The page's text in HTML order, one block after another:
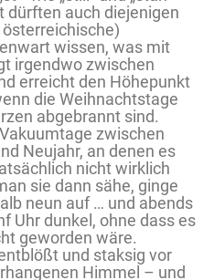
dürften auch diejenigen
wissen, was mit
irgendwo zwischen
erreicht den Höhepunkt
die Weihnachtstage
abgebrannt sind.
zwischen
Neujahr, an denen es
nicht wirklich
sie dann sähe, ginge
neun auf … und abends
Uhr dunkel, ohne dass es
geworden wäre.
und staksig vor
Himmel – und